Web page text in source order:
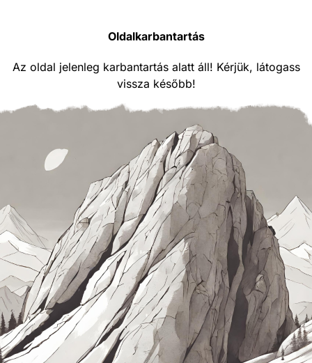
Oldalkarbantartás
Az oldal jelenleg karbantartás alatt áll! Kérjük, látogass
vissza később!